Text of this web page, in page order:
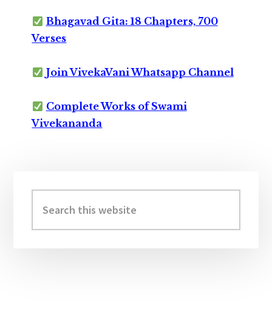
Bhagavad Gita: 18 Chapters, 700
Verses
Join VivekaVani Whatsapp Channel
Complete Works of Swami
Vivekananda
Sidebar
this
website